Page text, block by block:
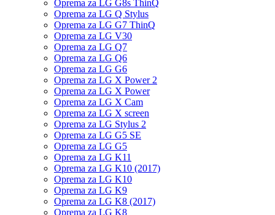
Oprema za LG G8s ThinQ
Oprema za LG Q Stylus
Oprema za LG G7 ThinQ
Oprema za LG V30
Oprema za LG Q7
Oprema za LG Q6
Oprema za LG G6
Oprema za LG X Power 2
Oprema za LG X Power
Oprema za LG X Cam
Oprema za LG X screen
Oprema za LG Stylus 2
Oprema za LG G5 SE
Oprema za LG G5
Oprema za LG K11
Oprema za LG K10 (2017)
Oprema za LG K10
Oprema za LG K9
Oprema za LG K8 (2017)
Oprema za LG K8